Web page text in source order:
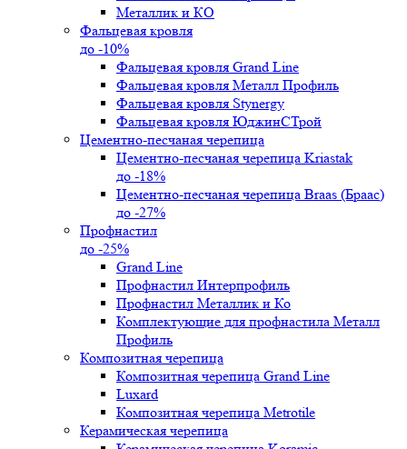
Металлик и КО
Фальцевая кровля
до -10%
Фальцевая кровля Grand Line
Фальцевая кровля Металл Профиль
Фальцевая кровля Stynergy
Фальцевая кровля ЮджинСТрой
Цементно-песчаная черепица
Цементно-песчаная черепица Kriastak
до -18%
Цементно-песчаная черепица Braas (Браас)
до -27%
Профнастил
до -25%
Grand Line
Профнастил Интерпрофиль
Профнастил Металлик и Ко
Комплектующие для профнастила Металл
Профиль
Композитная черепица
Композитная черепица Grand Line
Luxard
Композитная черепица Metrotile
Керамическая черепица